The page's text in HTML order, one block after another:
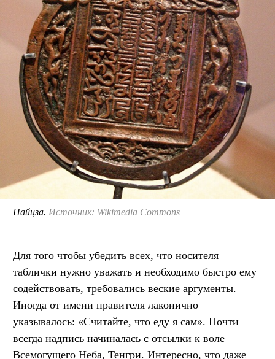
Пайцза. Источник: Wikimedia Commons
Для того чтобы убедить всех, что носителя
таблички нужно уважать и необходимо быстро ему
содействовать, требовались веские аргументы.
Иногда от имени правителя лаконично
указывалось: «Считайте, что еду я сам». Почти
всегда надпись начиналась с отсылки к воле
Всемогущего Неба, Тенгри. Интересно, что даже